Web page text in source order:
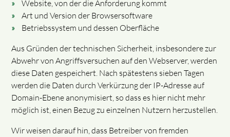
Website, von der die Anforderung kommt
Art und Version der Browsersoftware
Betriebssystem und dessen Oberfläche
Aus Gründen der technischen Sicherheit, insbesondere zur
Abwehr von Angriffsversuchen auf den Webserver, werden
diese Daten gespeichert. Nach spätestens sieben Tagen
werden die Daten durch Verkürzung der IP-Adresse auf
Domain-Ebene anonymisiert, so dass es hier nicht mehr
möglich ist, einen Bezug zu einzelnen Nutzern herzustellen.
Wir weisen darauf hin, dass Betreiber von fremden